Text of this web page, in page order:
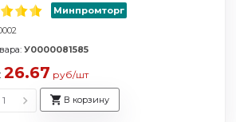
Минпромторг
У0000081585
26.67 руб/шт
В корзину